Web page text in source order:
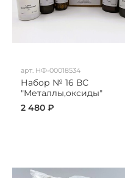
арт. НФ-00018534
Набор № 16 ВС
"Металлы,оксиды"
2 480 ₽